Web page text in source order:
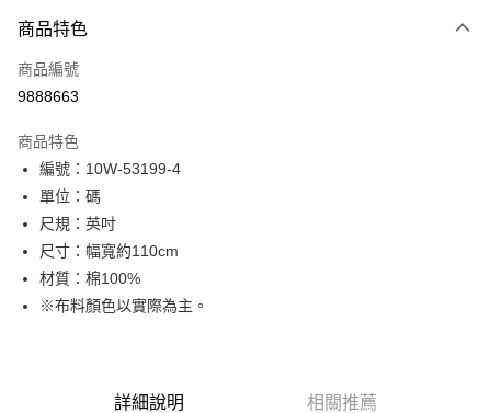
信用卡一次付款
超商取貨付款
Apple Pay
街口支付
Google Pay
大哥付你分期
相關說明
流程，驗證手機門號後，選擇欲分期的期數、繳款截止日，確認付款後即完
【關於「AFTEE先享後付」】
商品特色
商品編號
9888663
商品特色
編號：10W-53199-4
單位：碼
尺規：英吋
尺寸：幅寬約110cm
材質：棉100%
※布料顏色以實際為主。
詳細說明 相關推薦